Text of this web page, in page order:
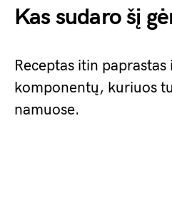
Kas sudaro šį
Receptas itin
komponentų, kuriuos
namuose.